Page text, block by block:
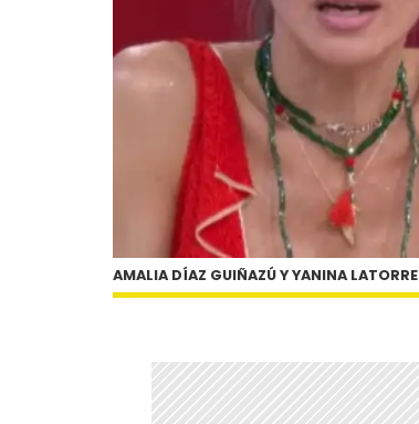
AMALIA DÍAZ GUIÑAZÚ Y YANINA LATORRE